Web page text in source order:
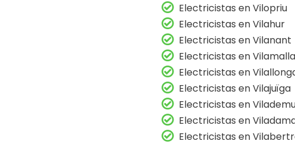
Electricistas en Vilopriu
Electricistas en Vilahur
Electricistas en Vilanant
Electricistas en Vilamalla
Electricistas en
Electricistas en Vilajuïga
Electricistas en
Electricistas en
Electricistas en